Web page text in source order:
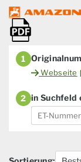
1
Webseite
2 in Suchfeld